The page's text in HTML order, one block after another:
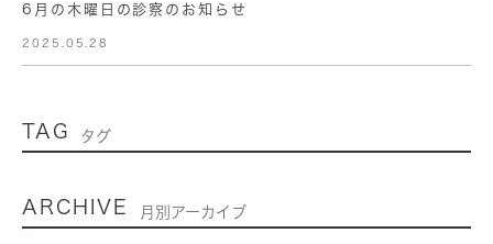
6月の木曜日の診察のお知らせ
2025.05.28
TAG タグ
ARCHIVE 月別アーカイブ